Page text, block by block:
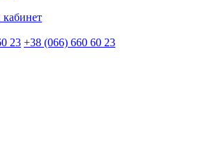
23 +38 (066) 660 60 23